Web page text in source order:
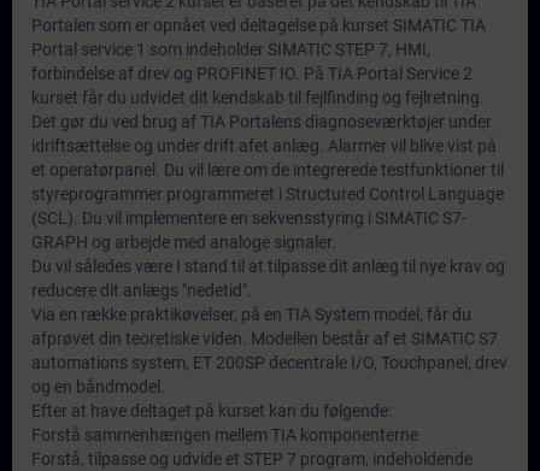
Portalen som er opnået ved deltagelse på kurset SIMATIC TIA
Portal service 1 som indeholder SIMATIC STEP 7, HMI,
forbindelse af drev og PROFINET IO. På TIA Portal Service 2
kurset får du udvidet dit kendskab til fejlfinding og fejlretning.
Det gør du ved brug af TIA Portalens diagnoseværktøjer under
idriftsættelse og under drift afet anlæg. Alarmer vil blive vist på
et operatørpanel. Du vil lære om de integrerede testfunktioner til
styreprogrammer programmeret i Structured Control Language
(SCL). Du vil implementere en sekvensstyring i SIMATIC S7-
GRAPH og arbejde med analoge signaler.
Du vil således være I stand til at tilpasse dit anlæg til nye krav og
reducere dit anlægs "nedetid".
Via en række praktikøvelser, på en TIA System model, får du
afprøvet din teoretiske viden. Modellen består af et SIMATIC S7
automations system, ET 200SP decentrale I/O, Touchpanel, drev
og en båndmodel.
Efter at have deltaget på kurset kan du følgende:
Forstå sammenhængen mellem TIA komponenterne
Forstå, tilpasse og udvide et STEP 7 program, indeholdende